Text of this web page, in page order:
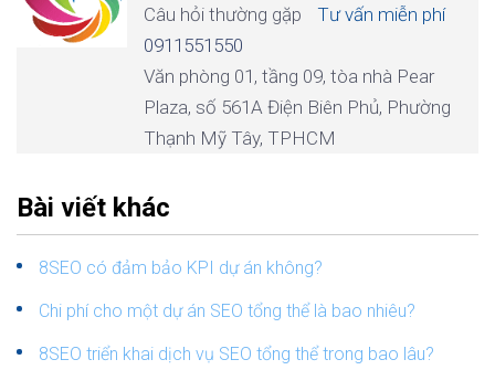
Câu hỏi thường gặp
Tư vấn miễn phí
0911551550
Văn phòng 01, tầng 09, tòa nhà Pear
Plaza, số 561A Điện Biên Phủ, Phường
Thạnh Mỹ Tây, TPHCM
Bài viết khác
8SEO có đảm bảo KPI dự án không?
Chi phí cho một dự án SEO tổng thể là bao nhiêu?
8SEO triển khai dịch vụ SEO tổng thể trong bao lâu?